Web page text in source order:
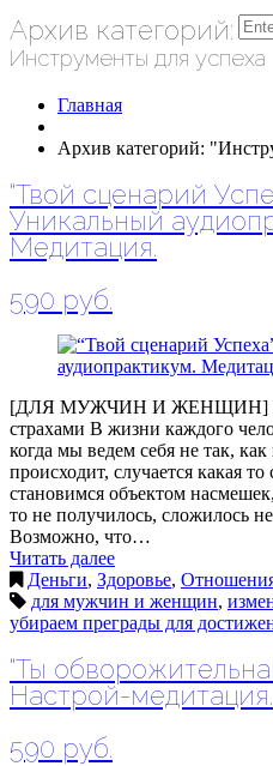
Архив категорий:
Инструменты для успеха
Главная
Архив категорий:
“Твой сценарий
Уникальный
Медитация.
590 руб.
[ДЛЯ МУЖЧИН И ЖЕНЩИН]
страхами В жизни каждого
когда мы ведем себя не так,
происходит, случается какая
становимся объектом
то не получилось, сложилось
Возможно, что…
Читать далее
Деньги, Здоровье,
для мужчин и женщин,
убираем преграды для
“Ты
Настрой-медитация.
590 руб.